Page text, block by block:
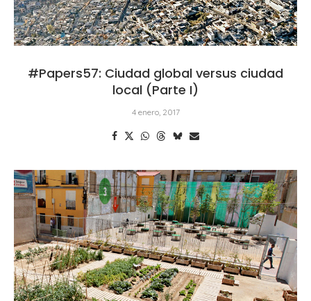
#Papers57: Ciudad global versus ciudad
local (Parte I)
4 enero, 2017